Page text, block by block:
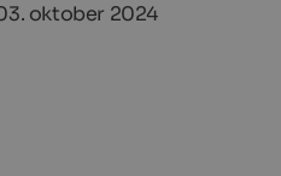
oktober 2024